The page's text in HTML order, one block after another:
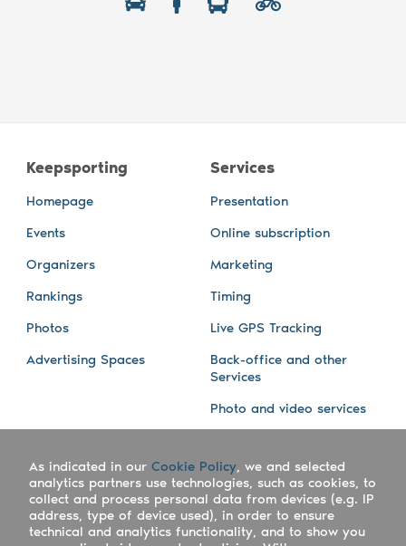
Keepsporting
Homepage
Events
Organizers
Rankings
Photos
Advertising Spaces
Services
Presentation
Online subscription
Marketing
Timing
Live GPS Tracking
Back-office and other
Services
Photo and video services
Company
Work with us
Blog
Facebook
As indicated in our Cookie Policy, we and selected
analytics partners use technologies, such as cookies, to
collect and process personal data from devices (e.g. IP
address, type of device used), in order to ensure
technical and analytics functionality, and to show you